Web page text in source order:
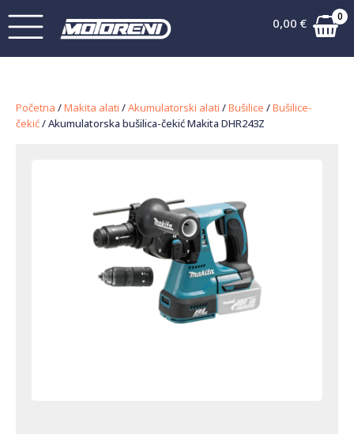
0,00 € 0
Početna /Makita alati /Akumulatorski alati /Bušilice /Bušilice-
čekić/ Akumulatorska bušilica-čekić Makita DHR243Z